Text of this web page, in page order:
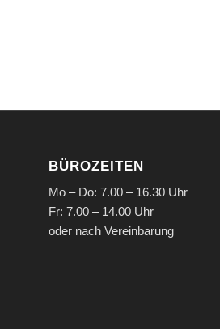
BÜROZEITEN
Mo – Do: 7.00 – 16.30 Uhr
Fr: 7.00 – 14.00 Uhr
oder nach Vereinbarung